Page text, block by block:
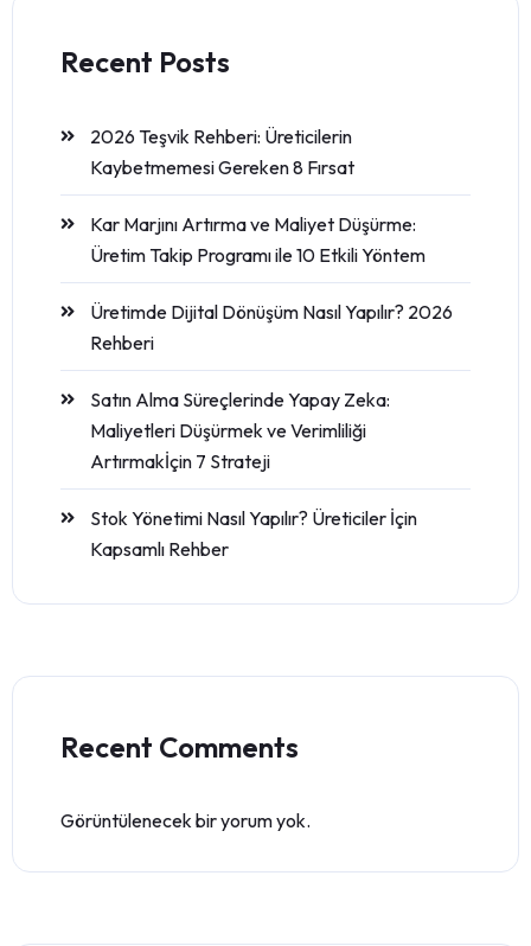
Recent Posts
2026 Teşvik Rehberi: Üreticilerin
Kaybetmemesi Gereken 8 Fırsat
Kar Marjını Artırma ve Maliyet Düşürme:
Üretim Takip Programı ile 10 Etkili Yöntem
Üretimde Dijital Dönüşüm Nasıl Yapılır? 2026
Rehberi
Satın Alma Süreçlerinde Yapay Zeka:
Maliyetleri Düşürmek ve Verimliliği
Artırmakİçin 7 Strateji
Stok Yönetimi Nasıl Yapılır? Üreticiler İçin
Kapsamlı Rehber
Recent Comments
Görüntülenecek bir yorum yok.